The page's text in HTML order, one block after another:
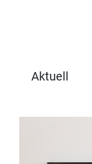
Aktuell